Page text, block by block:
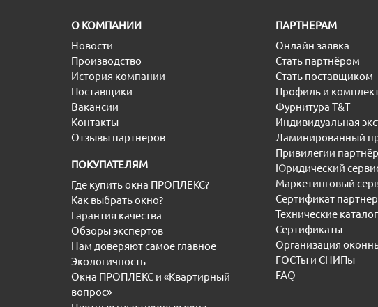
O КОМПАНИИ
Новости
Производство
История компании
Поставщики
Вакансии
Контакты
Отзывы партнеров
ПОКУПАТЕЛЯМ
Где купить окна ПРОПЛЕКС?
Как выбрать окно?
Гарантия качества
Обзоры экспертов
Нам доверяют самое главное
Экологичность
Окна ПРОПЛЕКС и «Квартирный
вопрос»
ПАРТНЕРАМ
Онлайн заявка
Стать партнёром
Стать поставщиком
Профиль и
Фурнитура T&T
Индивидуальная
Ламинированный
Привилегии
Юридический
Маркетинговый
Сертификат
Технические
Сертификаты
Организация
ГОСТы и СНИПы
FAQ